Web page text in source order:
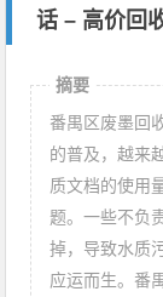
话 – 高价回
摘要
番禺区废墨回
的普及，越来
质文档的使用
题。一些不负
掉，导致水质
应运而生。番